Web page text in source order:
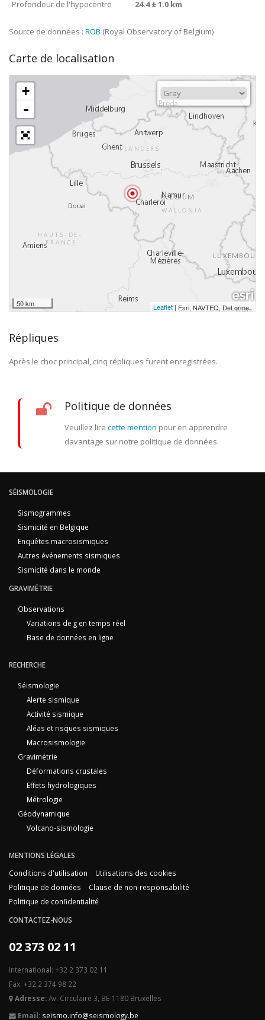
Profondeur de l'hypocentre
24.4 ± 1.0 km
Source de données : ROB (Royal Observatory of Belgium)
Carte de localisation
+
-
50 km Leaflet | Esri, NAVTEQ, DeLorme,
Répliques
Après le choc principal, cinq répliques furent enregistrées.
Politique de données
Veuillez lire cette mention pour en apprendre
davantage sur notre politique de données.
SÉISMOLOGIE
Sismogrammes
Sismicité en Belgique
Enquêtes macrosismiques
Autres événements sismiques
Sismicité dans le monde
GRAVIMÉTRIE
Observations
Variations de g en temps réel
Base de données en ligne
RECHERCHE
Séismologie
Alerte sismique
Activité sismique
Aléas et risques sismiques
Macrosismologie
Gravimétrie
Déformations crustales
Effets hydrologiques
Métrologie
Géodynamique
Volcano-sismologie
MENTIONS LÉGALES
Conditions d'utilisation
Utilisations des cookies
Politique de données
Clause de non-responsabilité
Politique de confidentialité
CONTACTEZ-NOUS
02 373 02 11
International: +32 2 373 02 11
Fax: +32 2 374 98 22
Adresse:Av. Circulaire 3, BE-1180 Bruxelles
Email: seismo.info@seismology.be